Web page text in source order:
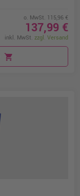
o. MwSt. 115,96 €
137,99 €
inkl. MwSt. zzgl. Versand
shopping_cart